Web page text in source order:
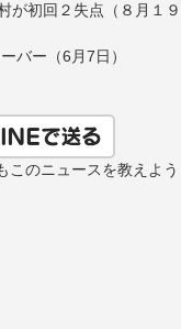
初回２失点（８月１９
バー（6月7日）
このニュースを教えよう